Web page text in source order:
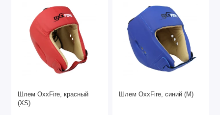
Шлем OxxFire, красный
(XS)
Шлем OxxFire, синий (M)